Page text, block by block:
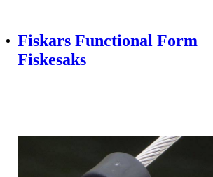
Fiskars Functional Form
Fiskesaks